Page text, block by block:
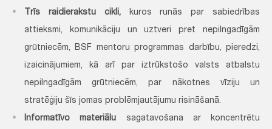
Trīs raidierakstu cikli, kuros runās par sabiedrības
attieksmi, komunikāciju un uztveri pret nepilngadīgām
grūtniecēm, BSF mentoru programmas darbību, pieredzi,
izaicinājumiem, kā arī par iztrūkstošo valsts atbalstu
nepilngadīgām grūtniecēm, par nākotnes vīziju un
stratēģiju šīs jomas problēmjautājumu risināšanā.
Informatīvo materiālu sagatavošana ar koncentrētu